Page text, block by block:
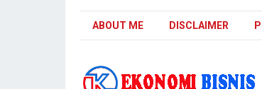
ABOUT ME DISCLAIMER